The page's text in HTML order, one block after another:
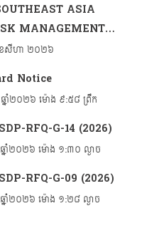
ASIA
MANAGEMENT
2)
ែសីហា ២០២៦
Notice
ឆ្នាំ២០២៦ ម៉ោង ៩:៥៨ ព្រឹក
RFQ-G-14 (2026)
ឆ្នាំ២០២៦ ម៉ោង ១:៣០ ល្ងាច
RFQ-G-09 (2026)
ឆ្នាំ២០២៦ ម៉ោង ១:២៨ ល្ងាច